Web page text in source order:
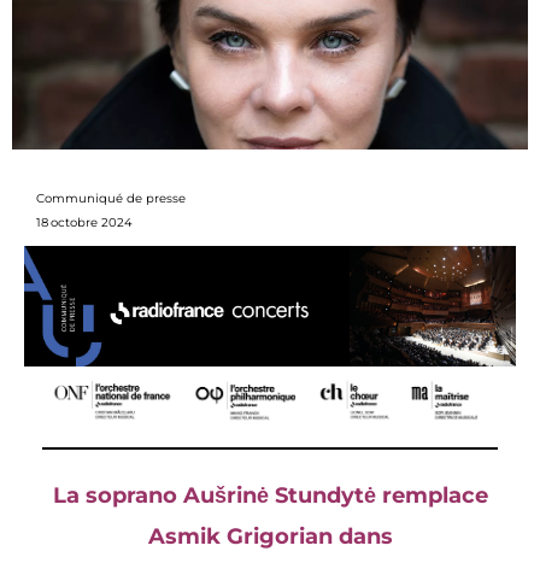
Communiqué de presse
18octobre 2024
La soprano Aušrinė Stundytė remplace
Asmik Grigorian dans